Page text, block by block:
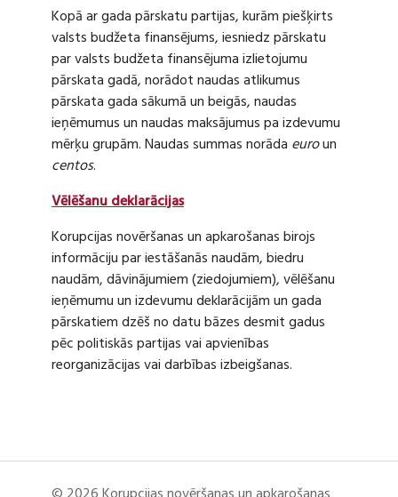
Kopā ar gada pārskatu partijas, kurām piešķirts
valsts budžeta finansējums, iesniedz pārskatu
par valsts budžeta finansējuma izlietojumu
pārskata gadā, norādot naudas atlikumus
pārskata gada sākumā un beigās, naudas
ieņēmumus un naudas maksājumus pa izdevumu
mērķu grupām. Naudas summas norāda euroun
centos.
Vēlēšanu deklarācijas
Korupcijas novēršanas un apkarošanas birojs
informāciju par iestāšanās naudām, biedru
naudām, dāvinājumiem (ziedojumiem), vēlēšanu
ieņēmumu un izdevumu deklarācijām un gada
pārskatiem dzēš no datu bāzes desmit gadus
pēc politiskās partijas vai apvienības
reorganizācijas vai darbības izbeigšanas.